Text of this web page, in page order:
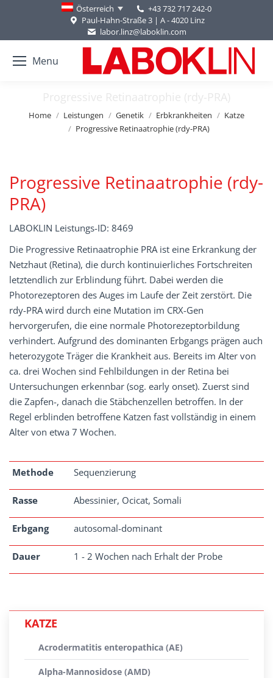
Österreich
+43 732 717 242-0
Paul-Hahn-Straße 3 | A - 4020 Linz
labor.linz@laboklin.com
Menu
Progressive Retinaatrophie (rdy-PRA)
You are here:
Home Leistungen Genetik Erbkrankheiten
Katze
Progressive Retinaatrophie (rdy-PRA)
Progressive Retinaatrophie (rdy-
PRA)
LABOKLIN Leistungs-ID: 8469
Die Progressive Retinaatrophie PRA ist eine Erkrankung der
Netzhaut (Retina), die durch kontinuierliches Fortschreiten
letztendlich zur Erblindung führt. Dabei werden die
Photorezeptoren des Auges im Laufe der Zeit zerstört. Die
rdy-PRA wird durch eine Mutation im CRX-Gen
hervorgerufen, die eine normale Photorezeptorbildung
verhindert. Aufgrund des dominanten Erbgangs prägen auch
heterozygote Träger die Krankheit aus. Bereits im Alter von
ca. drei Wochen sind Fehlbildungen in der Retina bei
Untersuchungen erkennbar (sog. early onset). Zuerst sind
die Zapfen-, danach die Stäbchenzellen betroffen. In der
Regel erblinden betroffene Katzen fast vollständig in einem
Alter von etwa 7 Wochen.
Methode Sequenzierung
Rasse Abessinier, Ocicat, Somali
Erbgang autosomal-dominant
Dauer 1 - 2 Wochen nach Erhalt der Probe
KATZE
Acrodermatitis enteropathica (AE)
Alpha-Mannosidose (AMD)